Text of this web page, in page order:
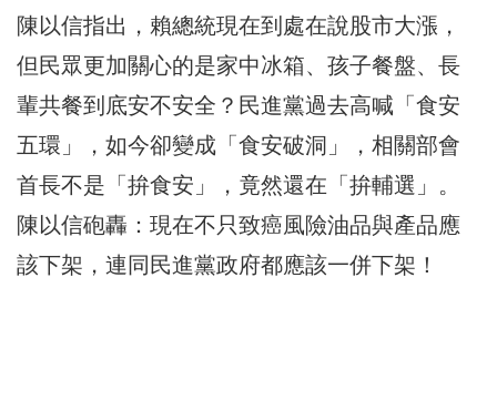
陳以信指出，賴總統現在到處在說股市大漲，
但民眾更加關心的是家中冰箱、孩子餐盤、長
輩共餐到底安不安全？民進黨過去高喊「食安
五環」，如今卻變成「食安破洞」，相關部會
首長不是「拚食安」，竟然還在「拚輔選」。
陳以信砲轟：現在不只致癌風險油品與產品應
該下架，連同民進黨政府都應該一併下架！